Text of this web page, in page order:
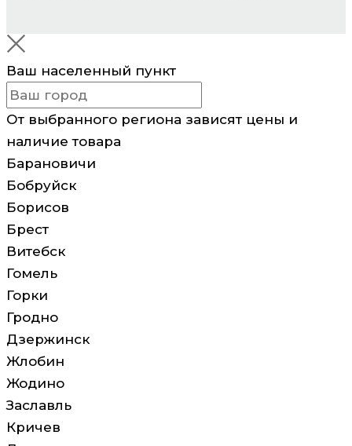
Ваш населенный пункт
От выбранного региона зависят цены и
наличие товара
Барановичи
Бобруйск
Борисов
Брест
Витебск
Гомель
Горки
Гродно
Дзержинск
Жлобин
Жодино
Заславль
Кричев